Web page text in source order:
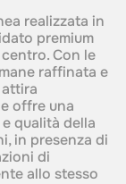
realizzata in
premium
Con le
raffinata e
attira
offre una
qualità della
in presenza di
di
allo stesso